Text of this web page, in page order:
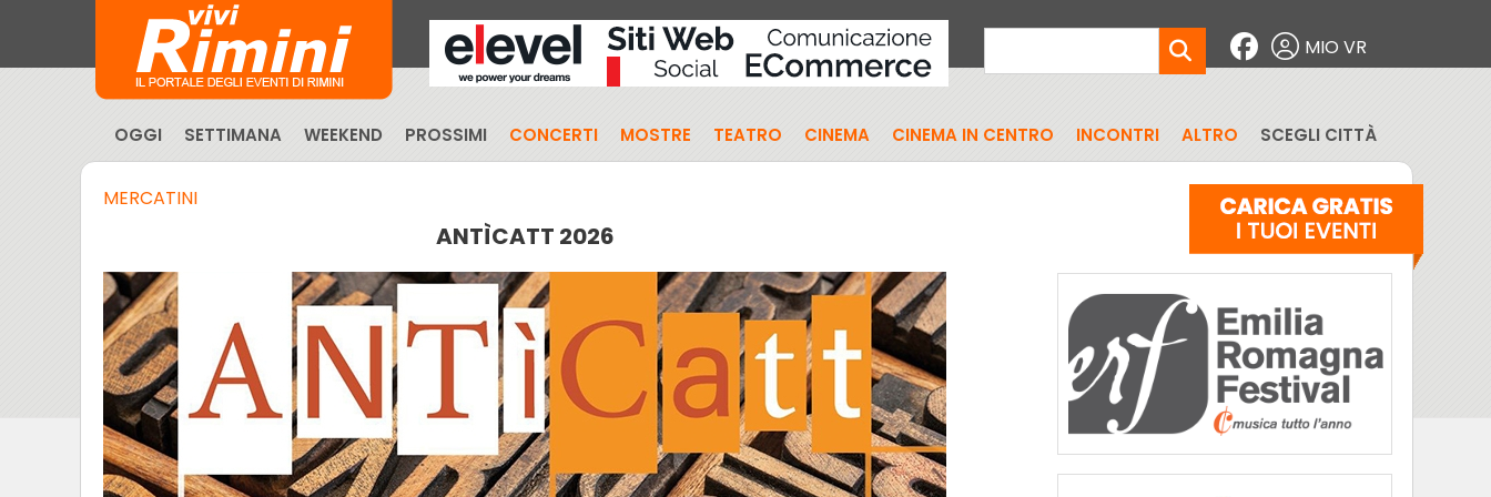
MIO VR
OGGI SETTIMANA WEEKEND PROSSIMI CONCERTI MOSTRE TEATRO CINEMA CINEMA IN CENTRO INCONTRI ALTRO SCEGLI CITTÀ
MERCATINI
ANTÌCATT 2026